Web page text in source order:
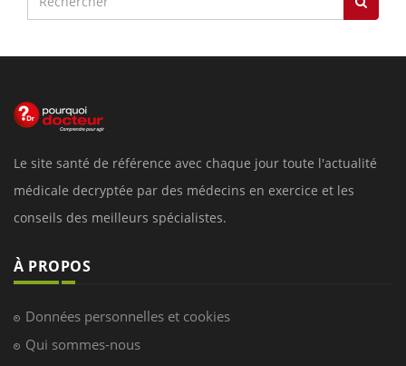
Le site santé de référence avec chaque jour toute l'actualité
médicale decryptée par des médecins en exercice et les
conseils des meilleurs spécialistes.
À PROPOS
Données personnelles et cookies
Qui sommes-nous